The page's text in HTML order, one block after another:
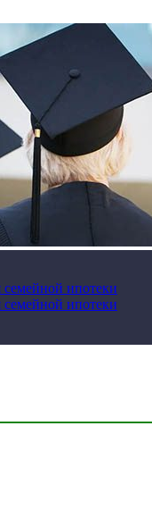
семейной ипотеки
семейной ипотеки